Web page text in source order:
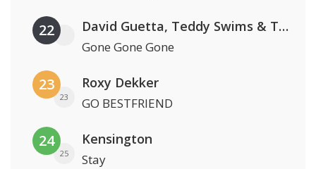
22 David Guetta, Teddy Swims & Tones And I
Gone Gone Gone
23
23
Roxy Dekker
GO BESTFRIEND
24
25
Kensington
Stay